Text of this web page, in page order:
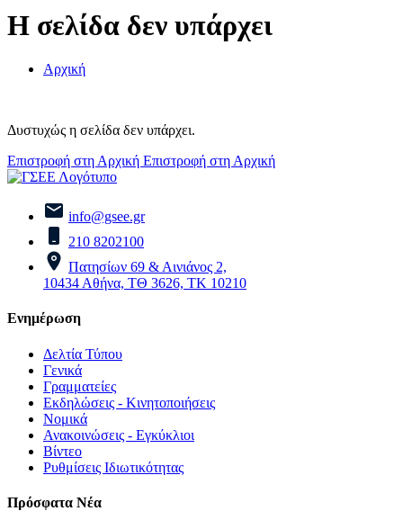
Η σελίδα δεν υπάρχει
Αρχική
Δυστυχώς η σελίδα δεν υπάρχει.
Επιστροφή στη Αρχική Επιστροφή στη Αρχική
info@gsee.gr
210 8202100
Πατησίων 69 & Αινιάνος 2,
10434 Αθήνα, ΤΘ 3626, ΤΚ 10210
Ενημέρωση
Δελτία Τύπου
Γενικά
Γραμματείες
Εκδηλώσεις - Κινητοποιήσεις
Νομικά
Ανακοινώσεις - Εγκύκλιοι
Βίντεο
Ρυθμίσεις Ιδιωτικότητας
Πρόσφατα Νέα